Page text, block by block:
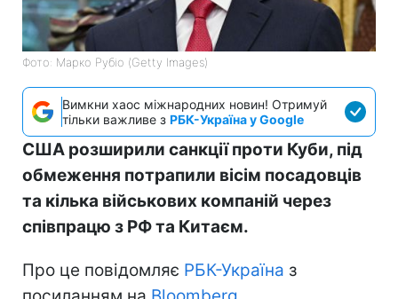
Фото: Марко Рубіо (Getty Images)
Вимкни хаос міжнародних новин! Отримуй
тільки важливе з РБК-Україна у Google
США розширили санкції проти Куби, під
обмеження потрапили вісім посадовців
та кілька військових компаній через
співпрацю з РФ та Китаєм.
Про це повідомляє РБК-Україна з